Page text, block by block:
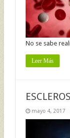
No se sabe
Leer Más
mayo 4, 2017